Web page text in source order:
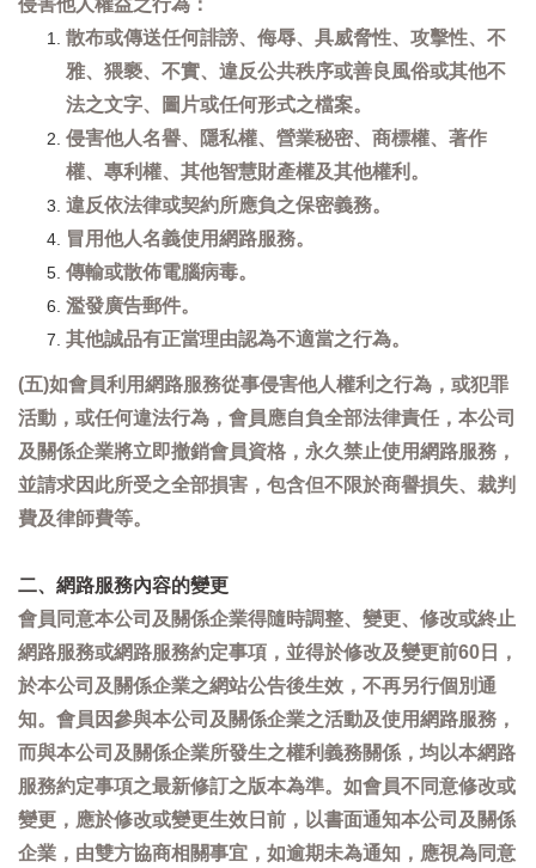
侵害他人權益之行為：
散布或傳送任何誹謗、侮辱、具威脅性、攻擊性、不
雅、猥褻、不實、違反公共秩序或善良風俗或其他不
法之文字、圖片或任何形式之檔案。
侵害他人名譽、隱私權、營業秘密、商標權、著作
權、專利權、其他智慧財產權及其他權利。
違反依法律或契約所應負之保密義務。
冒用他人名義使用網路服務。
傳輸或散佈電腦病毒。
濫發廣告郵件。
其他誠品有正當理由認為不適當之行為。
(五)如會員利用網路服務從事侵害他人權利之行為，或犯罪
活動，或任何違法行為，會員應自負全部法律責任，本公司
及關係企業將立即撤銷會員資格，永久禁止使用網路服務，
並請求因此所受之全部損害，包含但不限於商譽損失、裁判
費及律師費等。
二、網路服務內容的變更
會員同意本公司及關係企業得隨時調整、變更、修改或終止
網路服務或網路服務約定事項，並得於修改及變更前60日，
於本公司及關係企業之網站公告後生效，不再另行個別通
知。會員因參與本公司及關係企業之活動及使用網路服務，
而與本公司及關係企業所發生之權利義務關係，均以本網路
服務約定事項之最新修訂之版本為準。如會員不同意修改或
變更，應於修改或變更生效日前，以書面通知本公司及關係
企業，由雙方協商相關事宜，如逾期未為通知，應視為同意